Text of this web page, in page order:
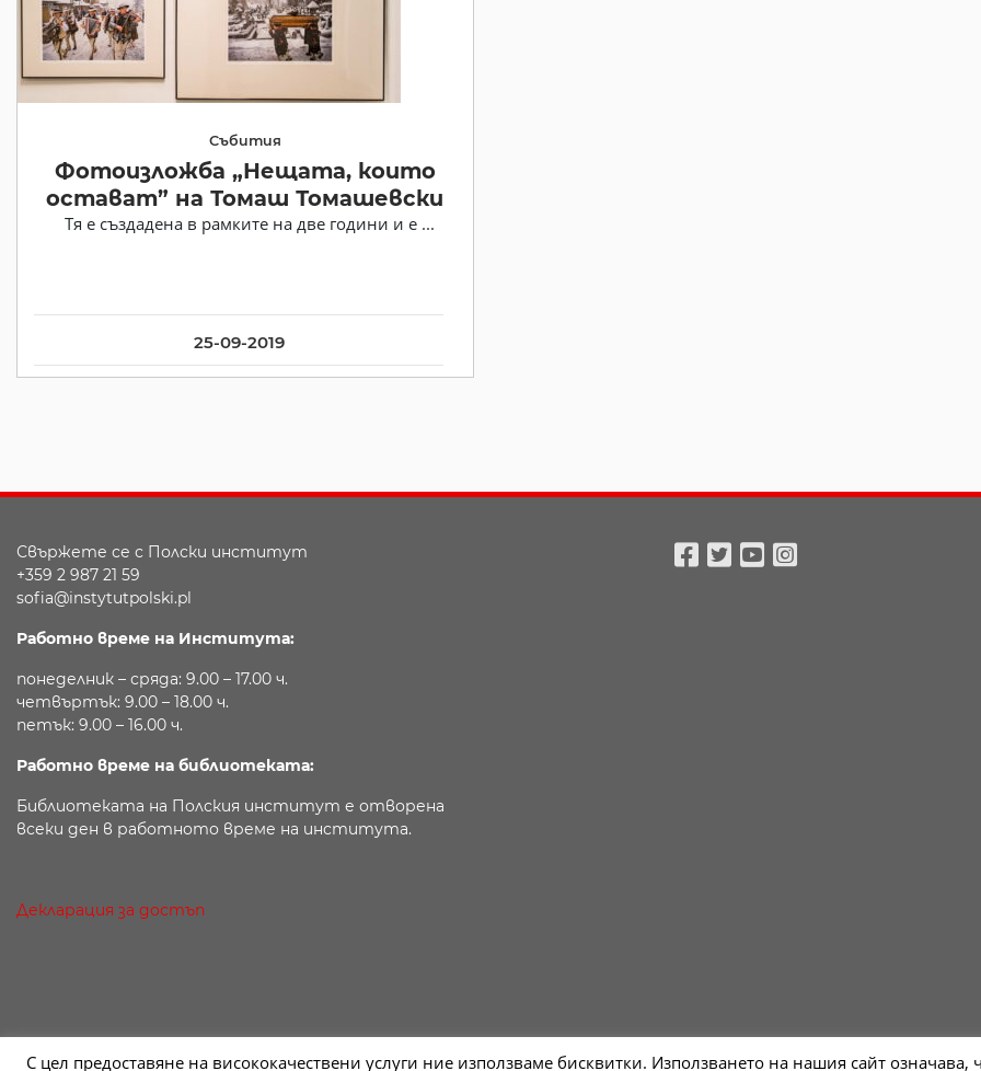
25-09-2019
Събития
Фотоизложба „Нещата, които
остават” на Томаш Томашевски
Тя е създадена в рамките на две години и е ...
Свържете се с Полски институт
+359 2 987 21 59
sofia@instytutpolski.pl
Работно време на Института:
понеделник – сряда: 9.00 – 17.00 ч.
четвъртък: 9.00 – 18.00 ч.
петък: 9.00 – 16.00 ч.
Работно време на библиотеката:
Библиотеката на Полския институт е отворена
всеки ден в работното време на института.
Декларация за достъп
С цел предоставяне на висококачествени услуги ние използваме бисквитки. Използването на нашия сайт